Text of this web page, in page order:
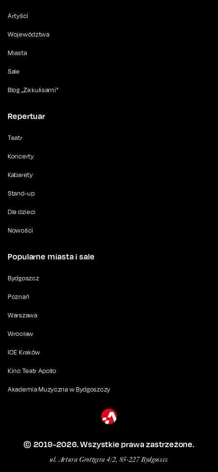
Artyści
Województwa
Miasta
Sale
Blog „Za kulisami”
Repertuar
Teatr
Koncerty
Kabarety
Stand-up
Dla dzieci
Nowości
Popularne miasta i sale
Bydgoszcz
Poznań
Warszawa
Wrocław
ICE Kraków
Kino Teatr Apollo
Akademia Muzyczna w Bydgoszczy
© 2019-2026. Wszystkie prawa zastrzeżone.
ul. Artura Grottgera 4/2, 85-227 Bydgoszcz